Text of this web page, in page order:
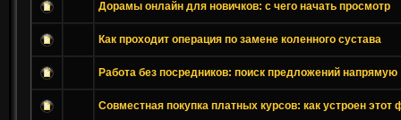
Дорамы онлайн для новичков: с чего начать просмотр
Как проходит операция по замене коленного сустава
Работа без посредников: поиск предложений напрямую
Совместная покупка платных курсов: как устроен этот